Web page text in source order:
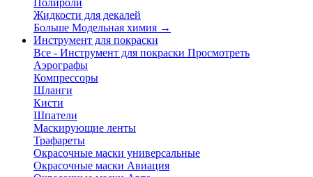
Полироли
Жидкости для декалей
Больше Модельная химия →
Инструмент для покраски
Все - Инструмент для покраски Просмотреть
Аэрографы
Компрессоры
Шланги
Кисти
Шпатели
Маскирующие ленты
Трафареты
Окрасочные маски универсальные
Окрасочные маски Авиация